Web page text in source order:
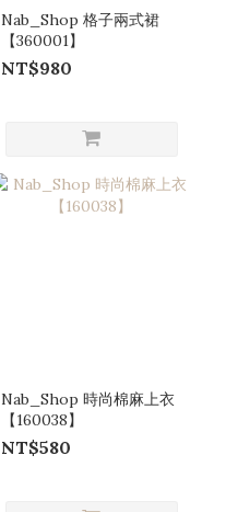
Nab_Shop 格子兩式裙
【360001】
NT$980
Nab_Shop 時尚棉麻上衣
【160038】
NT$580